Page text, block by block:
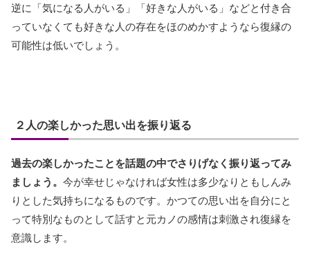
逆に「気になる人がいる」「好きな人がいる」などと付き合
っていなくても好きな人の存在をほのめかすようなら復縁の
可能性は低いでしょう。
２人の楽しかった思い出を振り返る
過去の楽しかったことを話題の中でさりげなく振り返ってみ
ましょう。 今が幸せじゃなければ女性は多少なりともしんみ
りとした気持ちになるものです。かつての思い出を自分にと
って特別なものとして話すと元カノの感情は刺激され復縁を
意識します。